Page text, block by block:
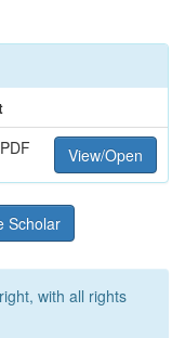
View/Open
Scholar
with all rights